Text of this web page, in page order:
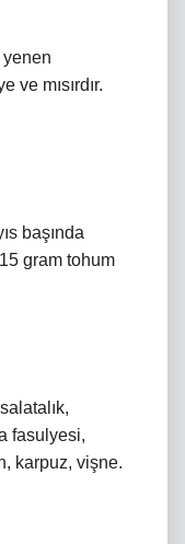
ve mısırdır.
başında
gram tohum
fasulyesi,
karpuz, vişne.